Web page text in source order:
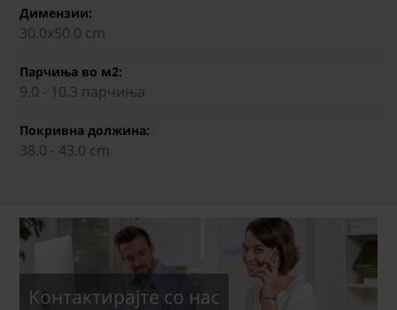
Димензии:
30.0х50.0 cm
Парчиња во м2:
9.0 - 10.3 парчиња
Покривна должина:
38.0 - 43.0 cm
Kонтактирајте со нас